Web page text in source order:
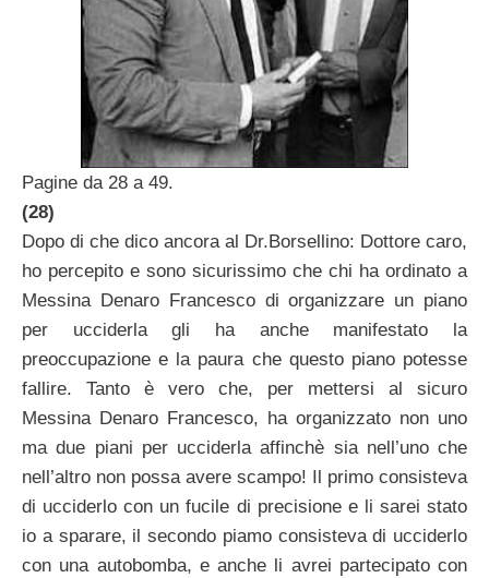
Pagine da 28 a 49.
(28)
Dopo di che dico ancora al Dr.Borsellino: Dottore caro,
ho percepito e sono sicurissimo che chi ha ordinato a
Messina Denaro Francesco di organizzare un piano
per ucciderla gli ha anche manifestato la
preoccupazione e la paura che questo piano potesse
fallire. Tanto è vero che, per mettersi al sicuro
Messina Denaro Francesco, ha organizzato non uno
ma due piani per ucciderla affinchè sia nell’uno che
nell’altro non possa avere scampo! Il primo consisteva
di ucciderlo con un fucile di precisione e li sarei stato
io a sparare, il secondo piamo consisteva di ucciderlo
con una autobomba, e anche li avrei partecipato con